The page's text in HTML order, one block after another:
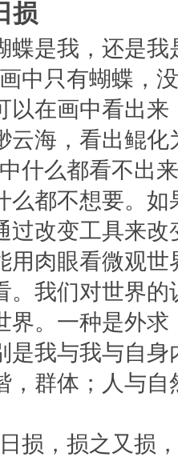
损
蝶是我，还是我
中只有蝴蝶，
以在画中看出
云海，看出鲲化
什么都看不出
么都不想要。如
过改变工具来改
用肉眼看微观世
。我们对世界
界。一种是外求
是我与我与自身
，群体；人与自
损，损之又损